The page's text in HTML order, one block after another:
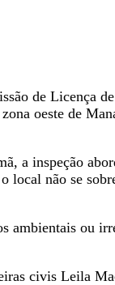
de Licença
oeste de
a inspeção
não se
ambientais ou
civis Leila